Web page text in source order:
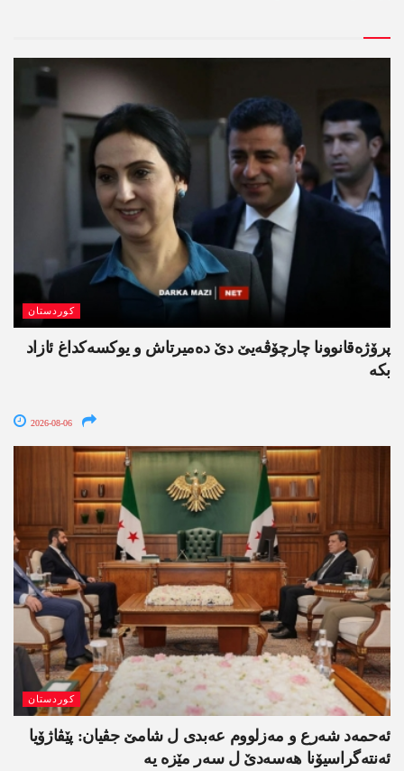
کوردستان
پرۆژەقانوونا چارچۆڤەیێ دێ دەمیرتاش و یوکسەکداغ ئازاد
بکە
2026-08-06
کوردستان
ئەحمەد شەرع و مەزلووم عەبدی ل شامێ جڤیان: پێڤاژۆیا
ئەنتەگراسیۆنا ھەسەدێ ل سەر مێزە یە